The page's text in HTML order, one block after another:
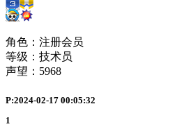
角色：注册会员
等级：技术员
声望： 5968
P:2024-02-17 00:05:32
1